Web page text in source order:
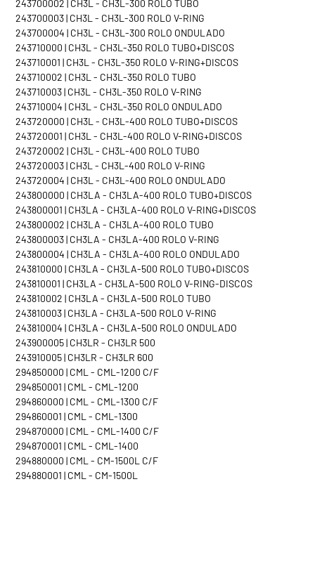
243700002 | CH3L - CH3L-300 ROLO TUBO
243700003 | CH3L - CH3L-300 ROLO V-RING
243700004 | CH3L - CH3L-300 ROLO ONDULADO
243710000 | CH3L - CH3L-350 ROLO TUBO+DISCOS
243710001 | CH3L - CH3L-350 ROLO V-RING+DISCOS
243710002 | CH3L - CH3L-350 ROLO TUBO
243710003 | CH3L - CH3L-350 ROLO V-RING
243710004 | CH3L - CH3L-350 ROLO ONDULADO
243720000 | CH3L - CH3L-400 ROLO TUBO+DISCOS
243720001 | CH3L - CH3L-400 ROLO V-RING+DISCOS
243720002 | CH3L - CH3L-400 ROLO TUBO
243720003 | CH3L - CH3L-400 ROLO V-RING
243720004 | CH3L - CH3L-400 ROLO ONDULADO
243800000 | CH3LA - CH3LA-400 ROLO TUBO+DISCOS
243800001 | CH3LA - CH3LA-400 ROLO V-RING+DISCOS
243800002 | CH3LA - CH3LA-400 ROLO TUBO
243800003 | CH3LA - CH3LA-400 ROLO V-RING
243800004 | CH3LA - CH3LA-400 ROLO ONDULADO
243810000 | CH3LA - CH3LA-500 ROLO TUBO+DISCOS
243810001 | CH3LA - CH3LA-500 ROLO V-RING-DISCOS
243810002 | CH3LA - CH3LA-500 ROLO TUBO
243810003 | CH3LA - CH3LA-500 ROLO V-RING
243810004 | CH3LA - CH3LA-500 ROLO ONDULADO
243900005 | CH3LR - CH3LR 500
243910005 | CH3LR - CH3LR 600
294850000 | CML - CML-1200 C/F
294850001 | CML - CML-1200
294860000 | CML - CML-1300 C/F
294860001 | CML - CML-1300
294870000 | CML - CML-1400 C/F
294870001 | CML - CML-1400
294880000 | CML - CM-1500L C/F
294880001 | CML - CM-1500L